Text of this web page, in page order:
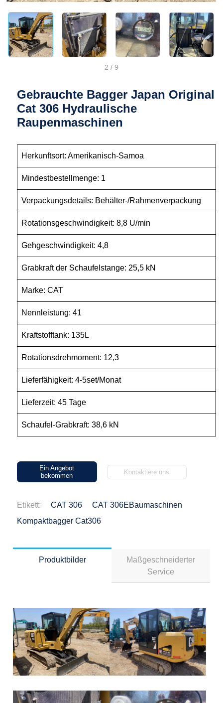
2 / 9
Gebrauchte Bagger Japan Original
Cat 306 Hydraulische
Raupenmaschinen
Herkunftsort: Amerikanisch-Samoa
Mindestbestellmenge: 1
Verpackungsdetails: Behälter-/Rahmenverpackung
Rotationsgeschwindigkeit: 8,8 U/min
Gehgeschwindigkeit: 4,8
Grabkraft der Schaufelstange: 25,5 kN
Marke: CAT
Nennleistung: 41
Kraftstofftank: 135L
Rotationsdrehmoment: 12,3
Lieferfähigkeit: 4-5set/Monat
Lieferzeit: 45 Tage
Schaufel-Grabkraft: 38,6 kN
Ein Angebot
bekommen
Kontaktiere uns
Etikett: CAT 306
CAT 306EBaumaschinen
Kompaktbagger Cat306
Produktbilder
Maßgeschneiderter
Service